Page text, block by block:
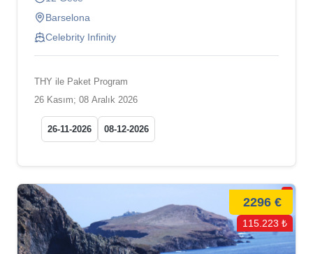
Barselona
Celebrity Infinity
THY ile Paket Program
26 Kasım; 08 Aralık 2026
26-11-2026 08-12-2026
2296 €
115.223 ₺